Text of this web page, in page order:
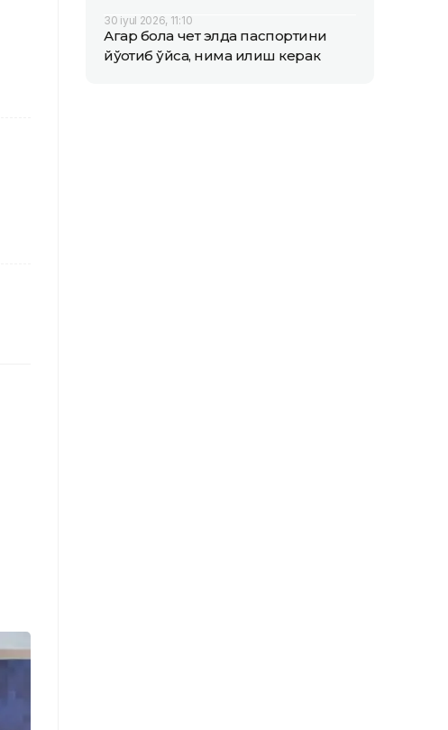
30 iyul 2026, 11:10
Агар бола чет элда паспортини
йўқотиб қўйса, нима қилиш керак